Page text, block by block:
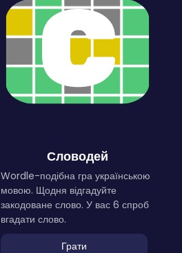
Словодей
Wordle-подібна гра українською
мовою. Щодня відгадуйте
закодоване слово. У вас 6 спроб
вгадати слово.
Грати